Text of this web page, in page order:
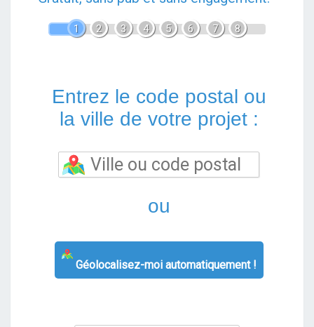
1 2 3 4 5 6 7 8
Entrez le code postal ou
la ville de votre projet :
ou
Géolocalisez-moi automatiquement !